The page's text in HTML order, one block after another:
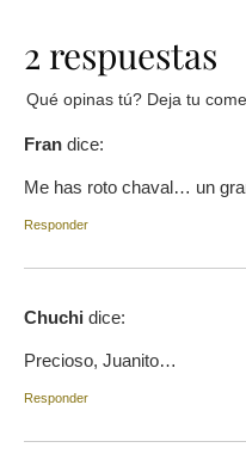
Qué opinas tú? Deja tu
2 respuestas
Fran dice:
Me has roto chaval… un
Responder
Chuchi dice:
Precioso, Juanito…
Responder